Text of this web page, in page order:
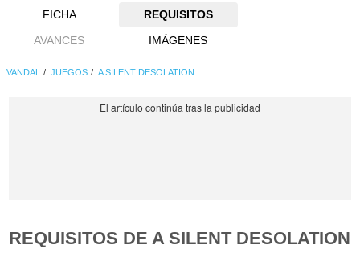
FICHA
REQUISITOS
AVANCES
IMÁGENES
VANDAL JUEGOS A SILENT DESOLATION
REQUISITOS DE A SILENT DESOLATION